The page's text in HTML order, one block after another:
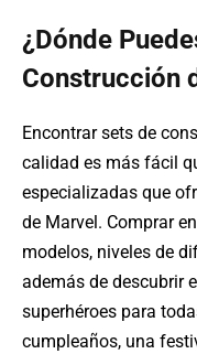
¿Dónde
Construcción
Encontrar sets de
calidad es más fácil
especializadas que
de Marvel. Comprar
modelos, niveles de
además de descubrir
superhéroes para
cumpleaños, una